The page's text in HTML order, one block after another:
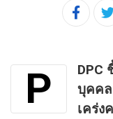
P
DPC
บุคคล
เคร่ง